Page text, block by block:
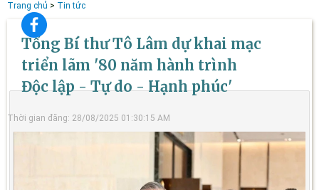
Trang chủ > Tin tức
Tổng Bí thư Tô Lâm dự khai mạc
triển lãm '80 năm hành trình
Độc lập - Tự do - Hạnh phúc'
Thời gian đăng: 28/08/2025 01:30:15 AM